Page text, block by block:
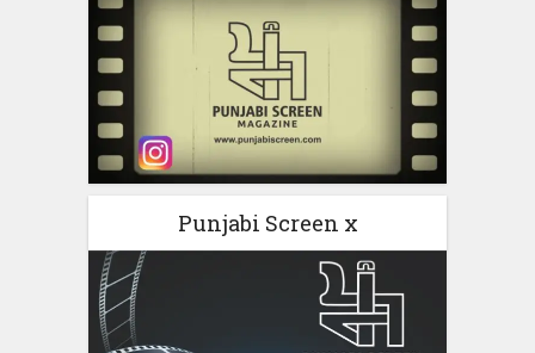
Punjabi Screen x